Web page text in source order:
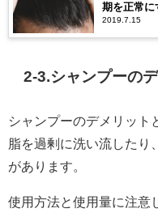
期を正常に
2019.7.15
2-3.シャンプーの
シャンプーのデメリット
脂を過剰に洗い流したり
があります。
使用方法と使用量に注意